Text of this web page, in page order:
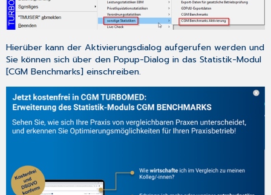
Hierüber kann der Aktivierungsdialog aufgerufen werden und
Sie können sich über den Popup-Dialog in das Statistik-Modul
[CGM Benchmarks] einschreiben.